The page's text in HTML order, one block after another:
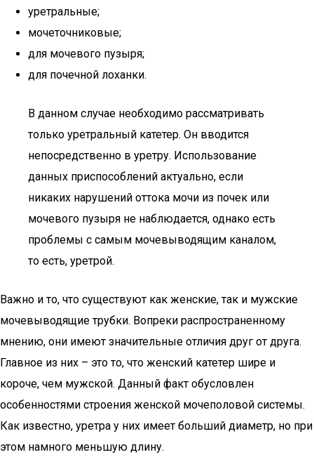
уретральные;
мочеточниковые;
для мочевого пузыря;
для почечной лоханки.
В данном случае необходимо рассматривать
только уретральный катетер. Он вводится
непосредственно в уретру. Использование
данных приспособлений актуально, если
никаких нарушений оттока мочи из почек или
мочевого пузыря не наблюдается, однако есть
проблемы с самым мочевыводящим каналом,
то есть, уретрой.
Важно и то, что существуют как женские, так и мужские
мочевыводящие трубки. Вопреки распространенному
мнению, они имеют значительные отличия друг от друга.
Главное из них – это то, что женский катетер шире и
короче, чем мужской. Данный факт обусловлен
особенностями строения женской мочеполовой системы.
Как известно, уретра у них имеет больший диаметр, но при
этом намного меньшую длину.